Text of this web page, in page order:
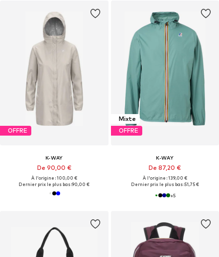
OFFRE
K-WAY
De 90,00 €
À l'origine : 100,00 €
Dernier prix le plus bas :90,00 €
Mixte
OFFRE
K-WAY
De 87,20 €
À l'origine : 139,00 €
Dernier prix le plus bas :51,75 €
+5